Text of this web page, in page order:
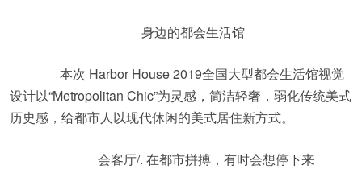
身边的都会生活馆
本次 Harbor House 2019全国大型都会生活馆视觉
设计以“Metropolitan Chic”为灵感，简洁轻奢，弱化传统美式
历史感，给都市人以现代休闲的美式居住新方式。
会客厅/. 在都市拼搏，有时会想停下来